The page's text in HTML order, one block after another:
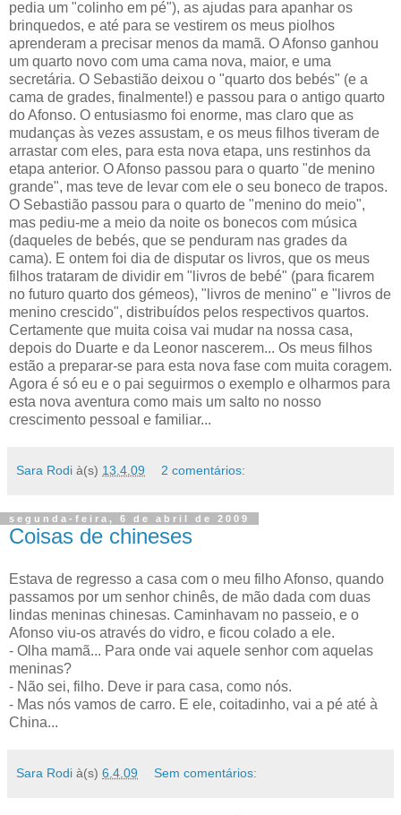
pedia um "colinho em pé"), as ajudas para apanhar os
brinquedos, e até para se vestirem os meus piolhos
aprenderam a precisar menos da mamã. O Afonso ganhou
um quarto novo com uma cama nova, maior, e uma
secretária. O Sebastião deixou o "quarto dos bebés" (e a
cama de grades, finalmente!) e passou para o antigo quarto
do Afonso. O entusiasmo foi enorme, mas claro que as
mudanças às vezes assustam, e os meus filhos tiveram de
arrastar com eles, para esta nova etapa, uns restinhos da
etapa anterior. O Afonso passou para o quarto "de menino
grande", mas teve de levar com ele o seu boneco de trapos.
O Sebastião passou para o quarto de "menino do meio",
mas pediu-me a meio da noite os bonecos com música
(daqueles de bebés, que se penduram nas grades da
cama). E ontem foi dia de disputar os livros, que os meus
filhos trataram de dividir em "livros de bebé" (para ficarem
no futuro quarto dos gémeos), "livros de menino" e "livros de
menino crescido", distribuídos pelos respectivos quartos.
Certamente que muita coisa vai mudar na nossa casa,
depois do Duarte e da Leonor nascerem... Os meus filhos
estão a preparar-se para esta nova fase com muita coragem.
Agora é só eu e o pai seguirmos o exemplo e olharmos para
esta nova aventura como mais um salto no nosso
crescimento pessoal e familiar...
Sara Rodi à(s) 13.4.09 2 comentários:
segunda-feira, 6 de abril de 2009
Coisas de chineses
Estava de regresso a casa com o meu filho Afonso, quando
passamos por um senhor chinês, de mão dada com duas
lindas meninas chinesas. Caminhavam no passeio, e o
Afonso viu-os através do vidro, e ficou colado a ele.
- Olha mamã... Para onde vai aquele senhor com aquelas
meninas?
- Não sei, filho. Deve ir para casa, como nós.
- Mas nós vamos de carro. E ele, coitadinho, vai a pé até à
China...
Sara Rodi à(s) 6.4.09 Sem comentários: